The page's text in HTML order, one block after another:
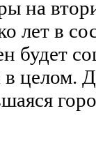
на
лет в
будет
целом.